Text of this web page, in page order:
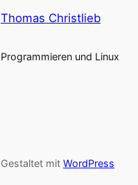
Thomas Christlieb
Programmieren und Linux
Gestaltet mit WordPress